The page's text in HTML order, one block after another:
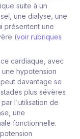
suite à un
une dialyse, une
présentent une
(voir rubriques
cardiaque, avec
hypotension
davantage se
plus sévères
l'utilisation de
une
fonctionnelle.